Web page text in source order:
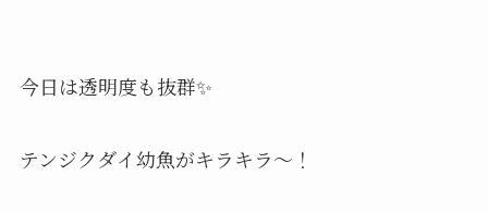
今日は透明度も抜群✨
テンジクダイ幼魚がキラキラ〜！